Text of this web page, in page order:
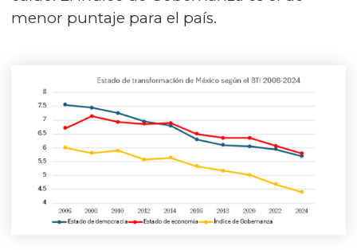
menor puntaje para el país.